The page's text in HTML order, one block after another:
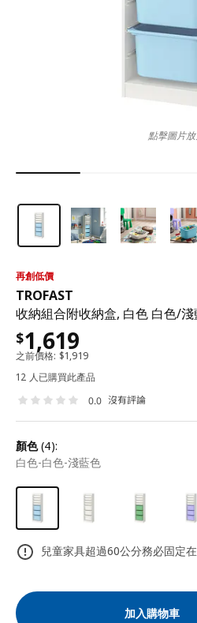
再創低價
TROFAST
收納組合附收納盒, 白色 白色/
$1,619
之前價格: $1,919
12 人已購買此產品
0.0 沒有評論
顏色(4):
白色-白色-淺藍色
兒童家具超過60公分務必固定
加入購物車
點擊圖片